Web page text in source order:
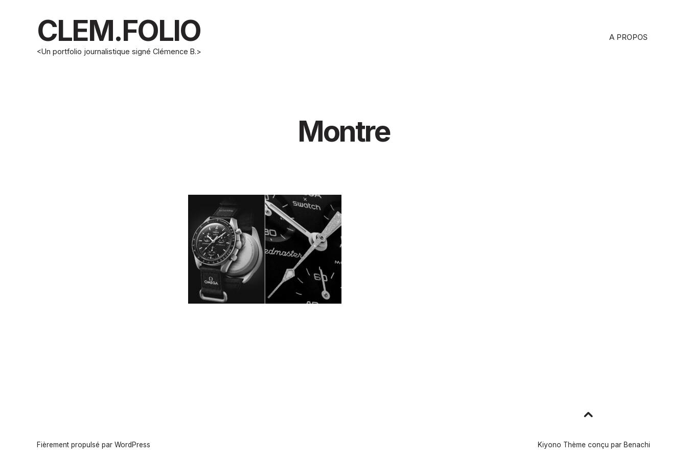
CLEM.FOLIO
<Un portfolio journalistique signé Clémence B.>
A PROPOS
Montre
Fièrement propulsé par WordPress Kiyono Thème conçu par Benachi